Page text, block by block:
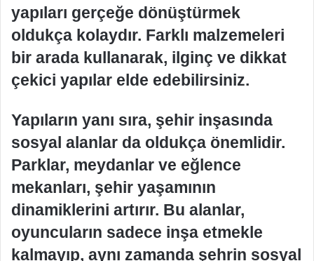
yapıları gerçeğe dönüştürmek
oldukça kolaydır. Farklı malzemeleri
bir arada kullanarak, ilginç ve dikkat
çekici yapılar elde edebilirsiniz.
Yapıların yanı sıra, şehir inşasında
sosyal alanlar da oldukça önemlidir.
Parklar, meydanlar ve eğlence
mekanları, şehir yaşamının
dinamiklerini artırır. Bu alanlar,
oyuncuların sadece inşa etmekle
kalmayıp, aynı zamanda şehrin sosyal